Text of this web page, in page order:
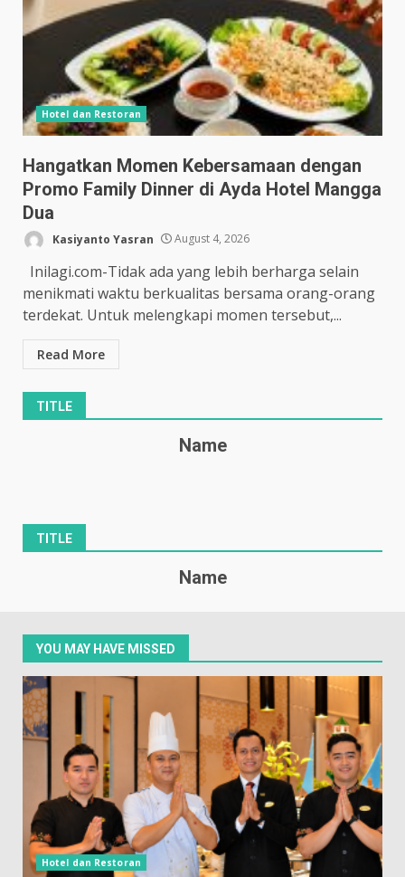
Hotel dan Restoran
Hangatkan Momen Kebersamaan dengan
Promo Family Dinner di Ayda Hotel Mangga
Dua
Kasiyanto Yasran August 4, 2026
Inilagi.com-Tidak ada yang lebih berharga selain
menikmati waktu berkualitas bersama orang-orang
terdekat. Untuk melengkapi momen tersebut,...
Read More
TITLE
Name
TITLE
Name
YOU MAY HAVE MISSED
Hotel dan Restoran